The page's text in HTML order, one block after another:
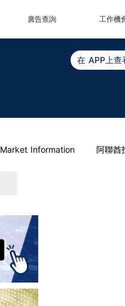
廣告查詢 工作機
在 APP上查
Market Information 阿聯酋